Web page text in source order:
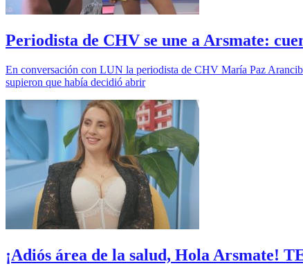
Periodista de CHV se une a Arsmate:
En conversación con LUN la periodista de CHV María Paz
supieron que había decidió abrir
¡Adiós área de la salud, Hola Arsmate!